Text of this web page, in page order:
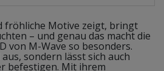
fröhliche Motive zeigt, bringt
– und genau das macht die
von M-Wave so besonders.
sondern lässt sich auch
befestigen. Mit ihrem